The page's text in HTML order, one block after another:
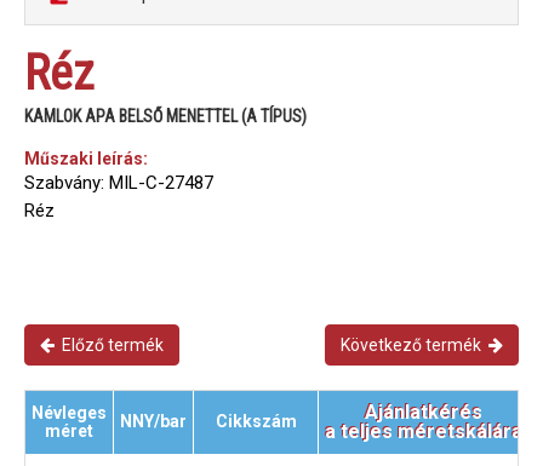
Réz
KAMLOK APA BELSŐ MENETTEL (A TÍPUS)
Műszaki leírás:
Szabvány: MIL-C-27487
Réz
Előző termék Következő termék
Névleges
méret
NNY/bar Cikkszám
Ajánlatkérés
a teljes méretskálára